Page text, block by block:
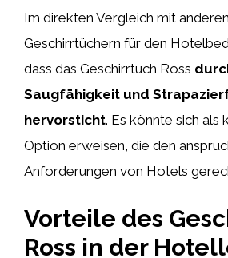
Im direkten Vergleich mit
Geschirrtüchern für den
dass das Geschirrtuch Ross
Saugfähigkeit und
hervorsticht. Es könnte sich als
Option erweisen, die den
Anforderungen von Hotels
Vorteile des
Ross in der